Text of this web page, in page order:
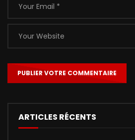
ARTICLES RÉCENTS